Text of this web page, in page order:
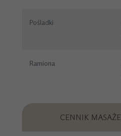
Pośladki
Ramiona
CENNIK MASAŻE